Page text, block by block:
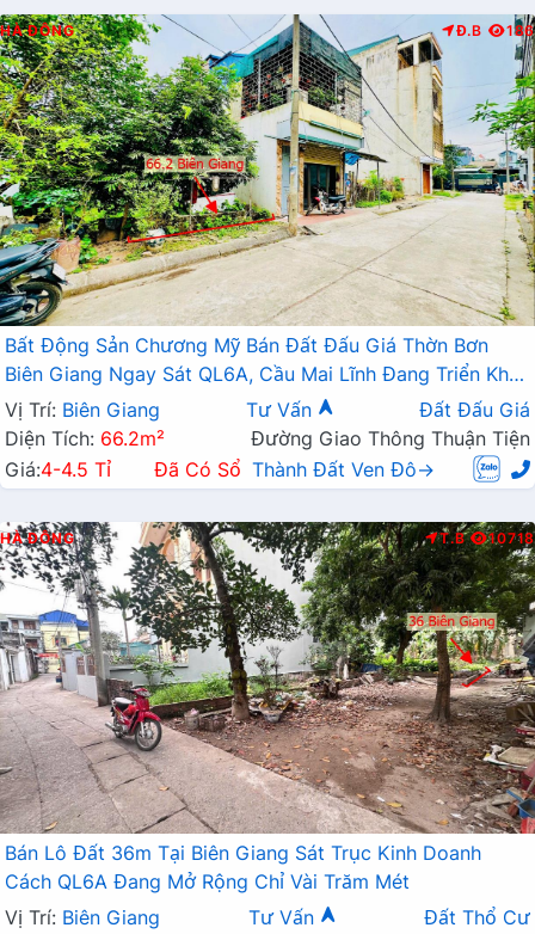
HÀ ĐÔNG Đ.B 186
Bất Động Sản Chương Mỹ Bán Đất Đấu Giá Thờn Bơn
Biên Giang Ngay Sát QL6A, Cầu Mai Lĩnh Đang Triển Khai
Mở Rộng
Vị Trí: Biên Giang Tư Vấn
Đất Đấu Giá
Diện Tích: 66.2m²
Đường Giao Thông Thuận Tiện
Giá:4-4.5 Tỉ Đã Có Sổ Thành Đất Ven Đô→
HÀ ĐÔNG T.B 10718
Bán Lô Đất 36m Tại Biên Giang Sát Trục Kinh Doanh
Cách QL6A Đang Mở Rộng Chỉ Vài Trăm Mét
Vị Trí: Biên Giang Tư Vấn Đất Thổ Cư